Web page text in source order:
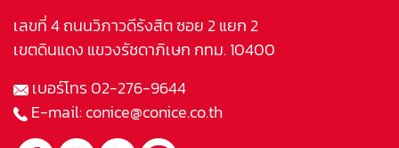
เลขที่ 4 ถนนวิภาวดีรังสิต ซอย 2 แยก 2
เขตดินแดง แขวงรัชดาภิเษก กทม. 10400
เบอร์โทร02-276-9644
E-mail:conice@conice.co.th